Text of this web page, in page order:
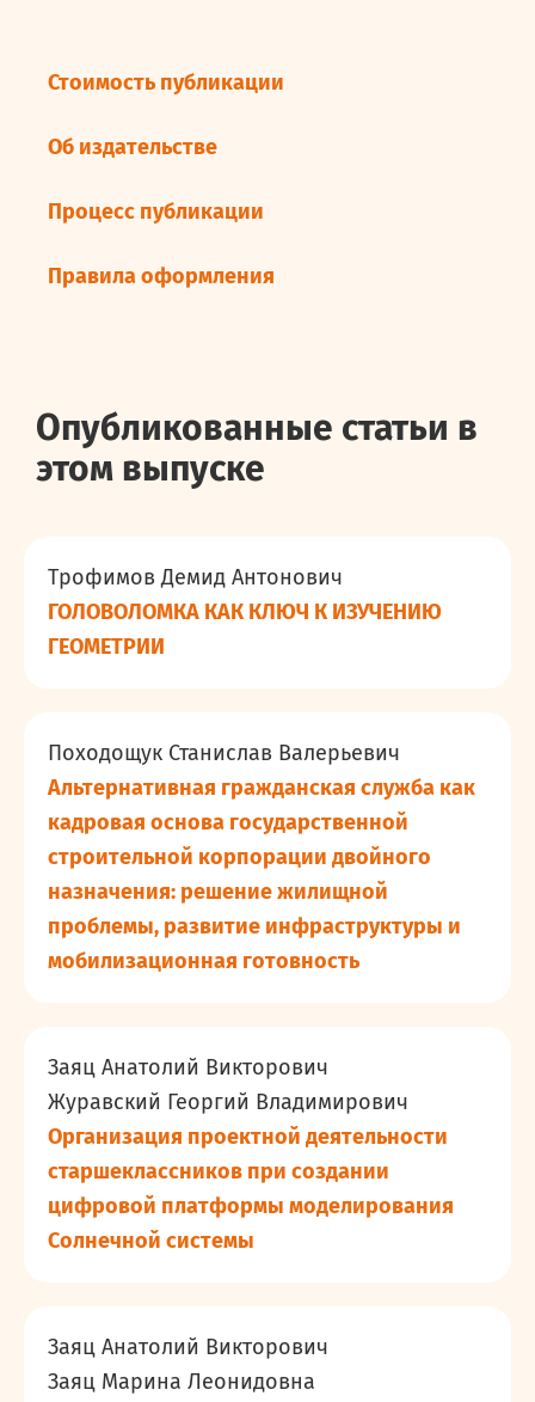
Стоимость публикации
Об издательстве
Процесс публикации
Правила оформления
Опубликованные статьи в
этом выпуске
Трофимов Демид Антонович
ГОЛОВОЛОМКА КАК КЛЮЧ К ИЗУЧЕНИЮ
ГЕОМЕТРИИ
Походощук Станислав Валерьевич
Альтернативная гражданская служба как
кадровая основа государственной
строительной корпорации двойного
назначения: решение жилищной
проблемы, развитие инфраструктуры и
мобилизационная готовность
Заяц Анатолий Викторович
Журавский Георгий Владимирович
Организация проектной деятельности
старшеклассников при создании
цифровой платформы моделирования
Солнечной системы
Заяц Анатолий Викторович
Заяц Марина Леонидовна